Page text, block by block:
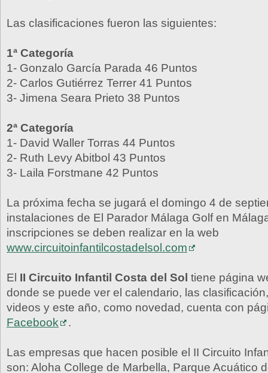
Las clasificaciones fueron las siguientes:
1ª Categoría
1- Gonzalo García Parada 46 Puntos
2- Carlos Gutiérrez Terrer 41 Puntos
3- Jimena Seara Prieto 38 Puntos
2ª Categoría
1- David Waller Torras 44 Puntos
2- Ruth Levy Abitbol 43 Puntos
3- Laila Forstmane 42 Puntos
La próxima fecha se jugará el domingo 4 de
instalaciones de El Parador Málaga Golf en
inscripciones se deben realizar en la web
www.circuitoinfantilcostadelsol.com
El II Circuito Infantil Costa del Sol tiene página
donde se puede ver el calendario, las
videos y este año, como novedad, cuenta con
Facebook
.
Las empresas que hacen posible el II Circuito
son: Aloha College de Marbella, Parque Acuático